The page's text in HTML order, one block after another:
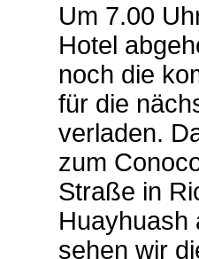
Um 7.00
Hotel
noch die
für die
verladen.
zum
Straße in
Huayhuash
sehen wir